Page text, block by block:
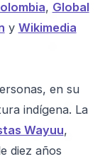
, Global
y Wikimedia
en su
indígena. La
Wayuu,
diez años